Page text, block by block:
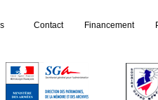
Contact Financement